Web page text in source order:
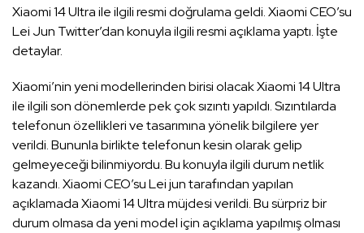
Xiaomi 14 Ultra ile ilgili resmi doğrulama geldi. Xiaomi CEO’su
Lei Jun Twitter’dan konuyla ilgili resmi açıklama yaptı. İşte
detaylar.
Xiaomi’nin yeni modellerinden birisi olacak Xiaomi 14 Ultra
ile ilgili son dönemlerde pek çok sızıntı yapıldı. Sızıntılarda
telefonun özellikleri ve tasarımına yönelik bilgilere yer
verildi. Bununla birlikte telefonun kesin olarak gelip
gelmeyeceği bilinmiyordu. Bu konuyla ilgili durum netlik
kazandı. Xiaomi CEO’su Lei jun tarafından yapılan
açıklamada Xiaomi 14 Ultra müjdesi verildi. Bu sürpriz bir
durum olmasa da yeni model için açıklama yapılmış olması